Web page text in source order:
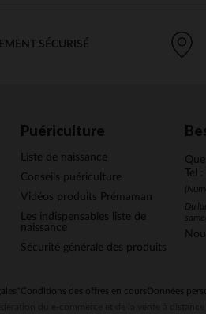
SÉCURISÉ
Puériculture
Liste de naissance
Conseils puériculture
Vidéos produits Prémaman
Les indispensables liste de
naissance
Sécurité générale des produits
Du
*Conditions des offres en cours Données